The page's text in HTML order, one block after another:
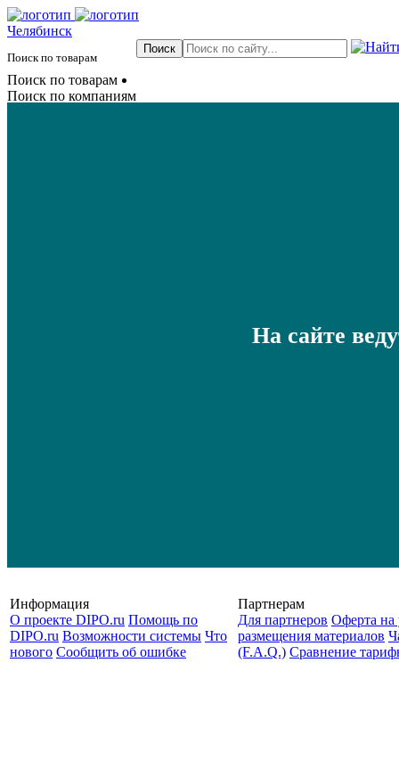
Челябинск
Поиск по товарам
Поиск по товарам
Поиск по компаниям
На сайте
Информация
О проекте DIPO.ru Помощь по
DIPO.ru Возможности системы Что
нового Сообщить об ошибке
Партнерам
Для партнеров Оферта на
размещения материалов
(F.A.Q.) Cравнение